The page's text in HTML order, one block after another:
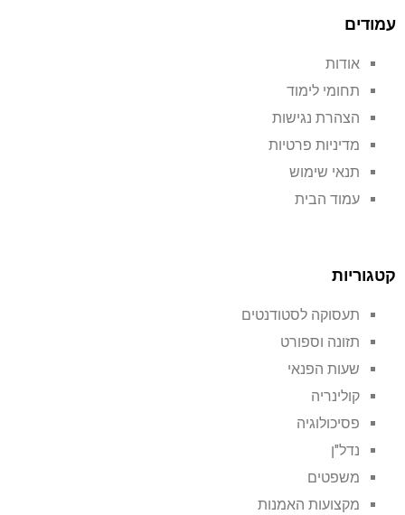
עמודים
אודות
תחומי לימוד
הצהרת נגישות
מדיניות פרטיות
תנאי שימוש
עמוד הבית
קטגוריות
תעסוקה לסטודנטים
תזונה וספורט
שעות הפנאי
קולינריה
פסיכולוגיה
נדל"ן
משפטים
מקצועות האמנות